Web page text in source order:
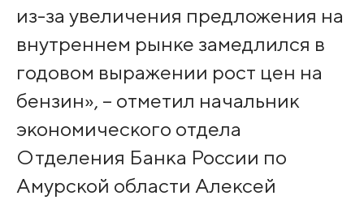
из-за увеличения предложения на
внутреннем рынке замедлился в
годовом выражении рост цен на
бензин», – отметил начальник
экономического отдела
Отделения Банка России по
Амурской области Алексей